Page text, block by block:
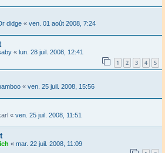
didge « ven. 01 août 2008, 7:24
« lun. 28 juil. 2008, 12:41
1 2 3 4 5
« ven. 25 juil. 2008, 15:56
« ven. 25 juil. 2008, 11:51
« mar. 22 juil. 2008, 11:09